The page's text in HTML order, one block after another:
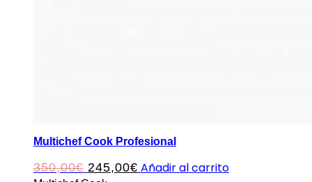
Multichef Cook Profesional
350,00€ El
245,00€ El
Añadir al carrito